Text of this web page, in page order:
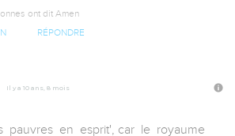
ont dit Amen
RÉPONDRE
Il y a 10 ans, 8 mois
pauvres  en  esprit', car  le  royaume